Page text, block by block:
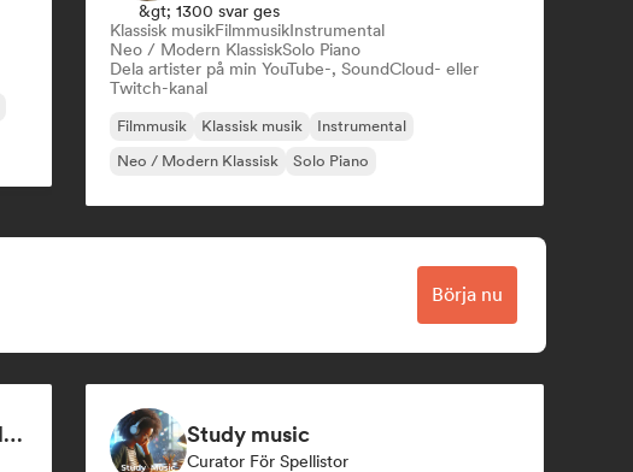
&gt; 1300 svar ges
Klassisk musikFilmmusikInstrumental
Neo / Modern KlassiskSolo Piano
Dela artister på min YouTube-, SoundCloud- eller
Twitch-kanal
Filmmusik Klassisk musik
Instrumental
Neo / Modern Klassisk
Solo Piano
Börja nu
The Ultimate Do Not Disturb Playlist 🔕 Neo-Classical & Ambient Piano Study music
Curator För Spellistor